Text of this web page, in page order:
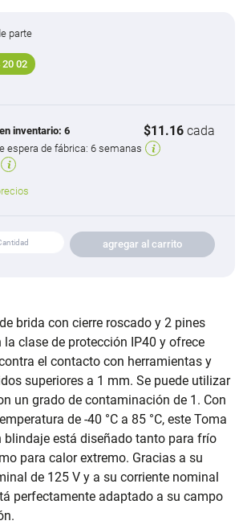
parte
20 02
inventario: 6 $11.16 cada
espera de fábrica: 6 semanas
agregar al carrito
brida con cierre roscado y 2 pines
la clase de protección IP40 y ofrece
el contacto con herramientas y
superiores a 1 mm. Se puede utilizar
un grado de contaminación de 1. Con
de -40 °C a 85 °C, este Toma
blindaje está diseñado tanto para frío
para calor extremo. Gracias a su
de 125 V y a su corriente nominal
perfectamente adaptado a su campo